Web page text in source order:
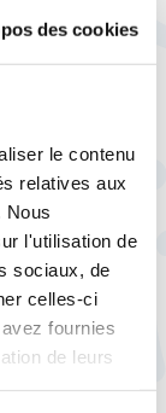
des cookies
le contenu
relatives aux
Nous
l'utilisation de
sociaux, de
celles-ci
fournies
de leurs
agricoleet
la CFTC-
du
participe
et